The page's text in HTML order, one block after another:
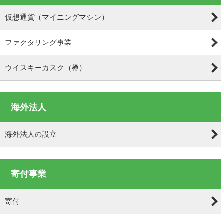
仮想通貨（マイニングマシン）
ファクタリング事業
ウイスキーカスク（樽）
海外法人
海外法人の設立
寄付事業
寄付